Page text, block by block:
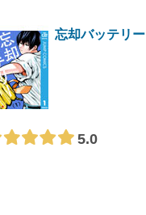
忘却バッテリー
5.0